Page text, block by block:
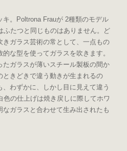
。Poltrona Frauが 2種類のモデル
ふたつと同じものはありません。ど
ガラス芸術の常として、一点もの
な型を使ってガラスを吹きます。
ガラスが薄いスチール製板の間か
ときどきで違う動きが生まれるの
わずかに、しかし目に見えて違う
色の仕上げは焼き戻しに際してホワ
ガラスと合わせて生み出されたも